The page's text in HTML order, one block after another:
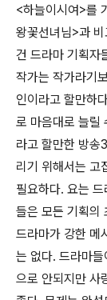
<하늘이시여>를
왕꽃선녀님>과
건 드라마 기획자
작가는 작가라기
인이라고 할만하
로 마음대로 늘릴
라고 할만한 방송
리기 위해서는 고
필요하다. 요는
들은 모든 기획의
드라마가 강한 메
는 없다. 드라마
으로 안되지만 사